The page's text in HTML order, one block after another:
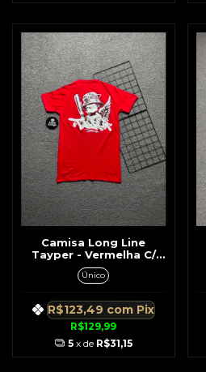
Camisa Long Line
Tayper - Vermelha C/
Anjo do Beisebol
Único
R$129,99
R$123,49 com Pix
5 x de R$31,15